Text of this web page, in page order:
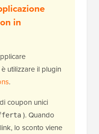
in
utilizzare il plugin
.
coupon unici
). Quando
lo sconto viene